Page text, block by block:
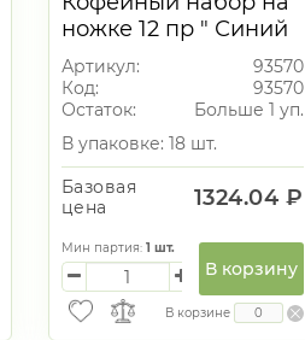
ножке 12 пр " Синий
цветок" 90 мл
Артикул:
93570
Код:
93570
Остаток:
Больше 1 уп.
В упаковке: 18 шт.
Базовая
цена
1324.04 ₽
Мин партия: 1 шт.
В корзину
В корзине